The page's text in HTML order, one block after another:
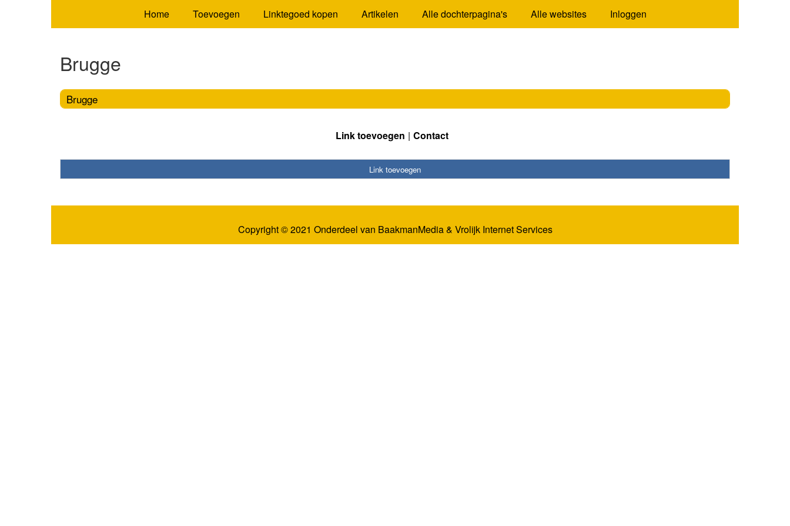
Home Toevoegen Linktegoed kopen Artikelen Alle dochterpagina's Alle websites Inloggen
Brugge
Brugge
Link toevoegen Contact
Link toevoegen
Copyright © 2021 Onderdeel van BaakmanMedia& Vrolijk Internet Services